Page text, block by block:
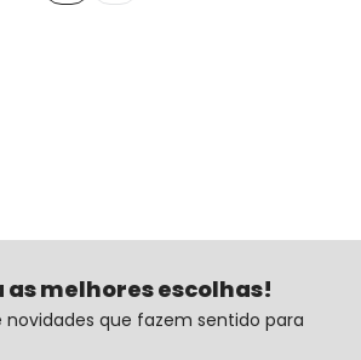
as melhores escolhas!
novidades que fazem sentido para